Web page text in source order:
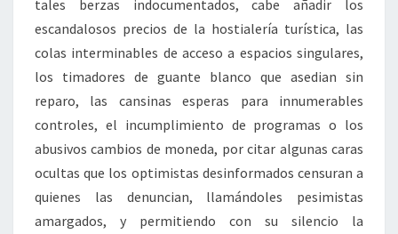
tales berzas indocumentados, cabe añadir los
escandalosos precios de la hostialería turística, las
colas interminables de acceso a espacios singulares,
los timadores de guante blanco que asedian sin
reparo, las cansinas esperas para innumerables
controles, el incumplimiento de programas o los
abusivos cambios de moneda, por citar algunas caras
ocultas que los optimistas desinformados censuran a
quienes las denuncian, llamándoles pesimistas
amargados, y permitiendo con su silencio la